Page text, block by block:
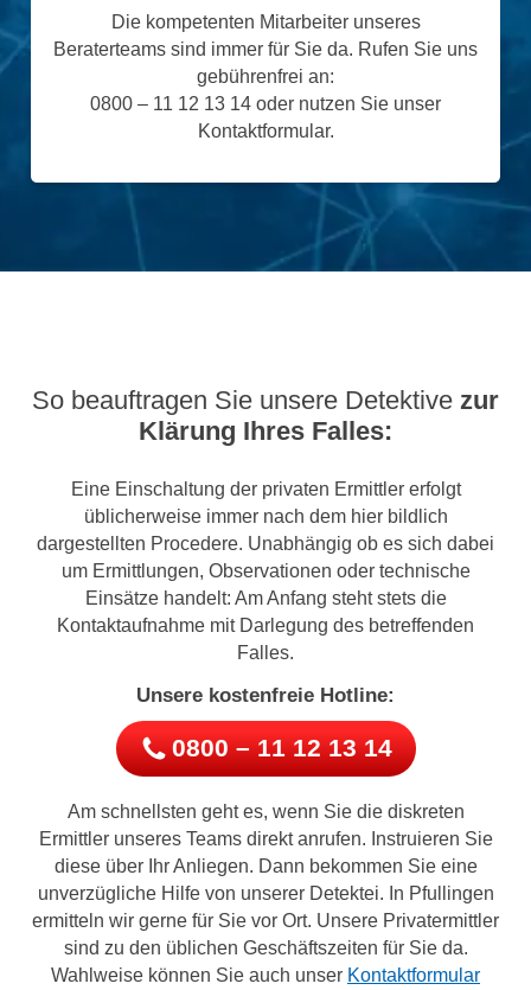
Die kompetenten Mitarbeiter unseres
Beraterteams sind immer für Sie da. Rufen Sie uns
gebührenfrei an:
0800 – 11 12 13 14 oder nutzen Sie unser
Kontaktformular.
So beauftragen Sie unsere Detektive zur
Klärung Ihres Falles:
Eine Einschaltung der privaten Ermittler erfolgt
üblicherweise immer nach dem hier bildlich
dargestellten Procedere. Unabhängig ob es sich dabei
um Ermittlungen, Observationen oder technische
Einsätze handelt: Am Anfang steht stets die
Kontaktaufnahme mit Darlegung des betreffenden
Falles.
Unsere kostenfreie Hotline:
0800 – 11 12 13 14
Am schnellsten geht es, wenn Sie die diskreten
Ermittler unseres Teams direkt anrufen. Instruieren Sie
diese über Ihr Anliegen. Dann bekommen Sie eine
unverzügliche Hilfe von unserer Detektei. In Pfullingen
ermitteln wir gerne für Sie vor Ort. Unsere Privatermittler
sind zu den üblichen Geschäftszeiten für Sie da.
Wahlweise können Sie auch unser Kontaktformular